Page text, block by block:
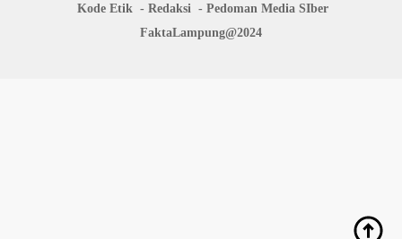
Kode Etik
Redaksi
Pedoman Media SIber
FaktaLampung@2024